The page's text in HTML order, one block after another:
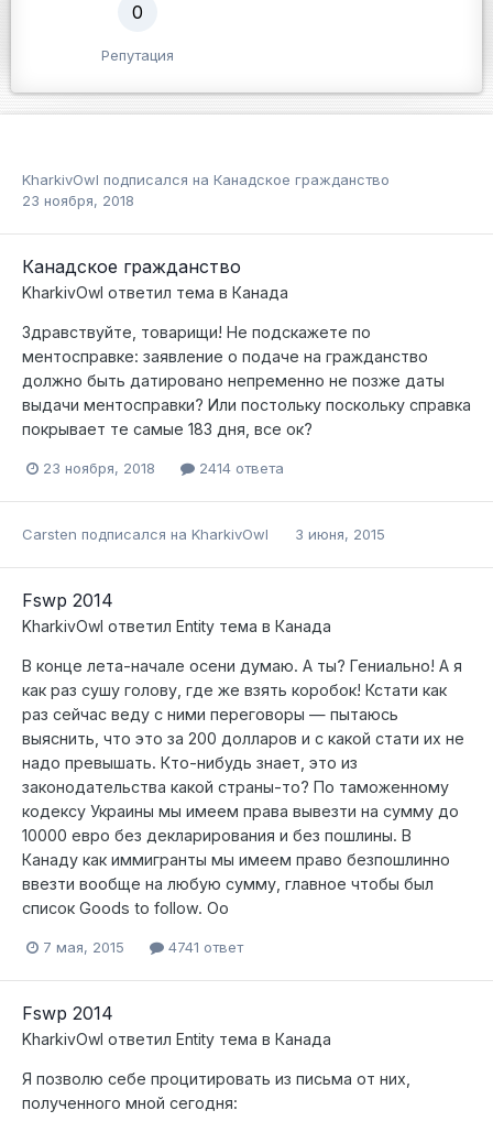
0
Репутация
KharkivOwl подписался на Канадское гражданство
23 ноября, 2018
Канадское гражданство
KharkivOwl ответил тема в Канада
Здравствуйте, товарищи! Не подскажете по
ментосправке: заявление о подаче на гражданство
должно быть датировано непременно не позже даты
выдачи ментосправки? Или постольку поскольку справка
покрывает те самые 183 дня, все ок?
23 ноября, 2018 2414 ответа
Carsten подписался на KharkivOwl 3 июня, 2015
Fswp 2014
KharkivOwl ответил Entity тема в Канада
В конце лета-начале осени думаю. А ты? Гениально! А я
как раз сушу голову, где же взять коробок! Кстати как
раз сейчас веду с ними переговоры — пытаюсь
выяснить, что это за 200 долларов и с какой стати их не
надо превышать. Кто-нибудь знает, это из
законодательства какой страны-то? По таможенному
кодексу Украины мы имеем права вывезти на сумму до
10000 евро без декларирования и без пошлины. В
Канаду как иммигранты мы имеем право безпошлинно
ввезти вообще на любую сумму, главное чтобы был
список Goods to follow. Оо
7 мая, 2015 4741 ответ
Fswp 2014
KharkivOwl ответил Entity тема в Канада
Я позволю себе процитировать из письма от них,
полученного мной сегодня: